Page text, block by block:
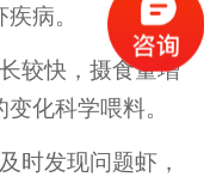
病。
较快，摄食量增
化科学喂料。
时发现问题虾，